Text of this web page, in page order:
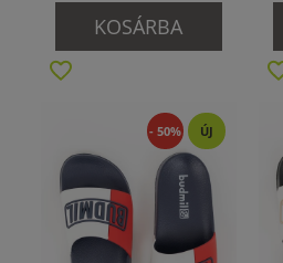
KOSÁRBA
- 50% ÚJ